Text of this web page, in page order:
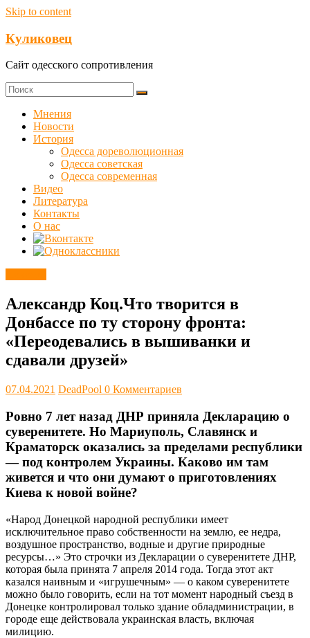
Skip to content
Куликовец
Сайт одесского сопротивления
Мнения
Новости
История
Одесса дореволюционная
Одесса советская
Одесса современная
Видео
Литература
Контакты
О нас
Александр Коц.Что творится в
Донбассе по ту сторону фронта:
«Переодевались в вышиванки и
сдавали друзей»
07.04.2021 DeadPool 0 Комментариев
Ровно 7 лет назад ДНР приняла Декларацию о
суверенитете. Но Мариуполь, Славянск и
Краматорск оказались за пределами республики
— под контролем Украины. Каково им там
живется и что они думают о приготовлениях
Киева к новой войне?
«Народ Донецкой народной республики имеет
исключительное право собственности на землю, ее недра,
воздушное пространство, водные и другие природные
ресурсы…» Это строчки из Декларации о суверенитете ДНР,
которая была принята 7 апреля 2014 года. Тогда этот акт
казался наивным и «игрушечным» — о каком суверенитете
можно было говорить, если на тот момент народный съезд в
Донецке контролировал только здание обладминистрации, в
городе еще действовала украинская власть, включая
милицию.